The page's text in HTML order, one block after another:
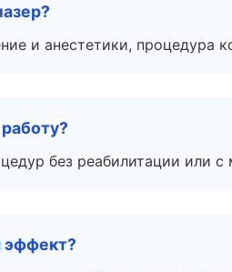
и анестетики, процедура
без реабилитации или
эффект?